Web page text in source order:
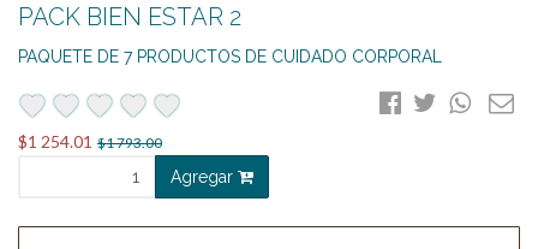
PACK BIEN ESTAR 2
PAQUETE DE 7 PRODUCTOS DE CUIDADO CORPORAL
favorite favorite favorite favorite favorite
$1 254.01 $1 793.00
Agregar